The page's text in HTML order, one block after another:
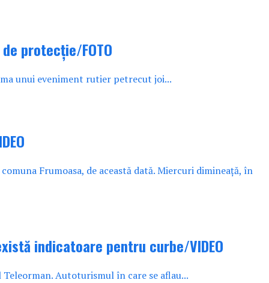
protecție/FOTO
unui eveniment rutier petrecut joi...
Frumoasa, de această dată. Miercuri dimineață, în
indicatoare pentru curbe/VIDEO
Autoturismul în care se aflau...